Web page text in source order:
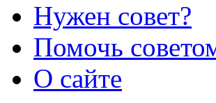
Нужен совет?
Помочь
О сайте